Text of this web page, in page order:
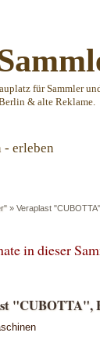
für Sammler
& alte Reklame.
- erleben
» Veraplast
in dieser
"CUBOTTA",